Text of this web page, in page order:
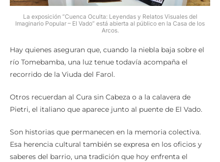
La exposición “Cuenca Oculta: Leyendas y Relatos Visuales del
Imaginario Popular – El Vado” está abierta al público en la Casa de los
Arcos.
Hay quienes aseguran que, cuando la niebla baja sobre el
río Tomebamba, una luz tenue todavía acompaña el
recorrido de la Viuda del Farol.
Otros recuerdan al Cura sin Cabeza o a la calavera de
Pietri, el italiano que aparece junto al puente de El Vado.
Son historias que permanecen en la memoria colectiva.
Esa herencia cultural también se expresa en los oficios y
saberes del barrio, una tradición que hoy enfrenta el